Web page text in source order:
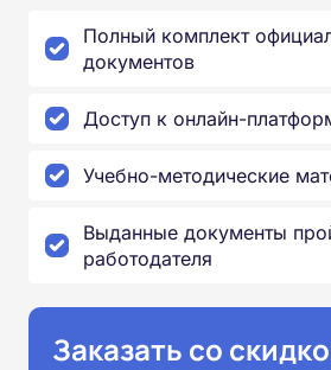
Полный комплект
документов
Доступ к онлайн-
Учебно-методические
Выданные документы
работодателя
Заказать со